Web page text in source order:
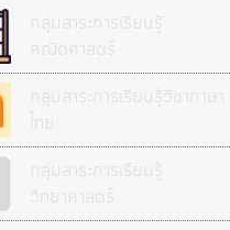
กลุ่มสาระการเรียนรู้
คณิตศาสตร์
กลุ่มสาระการเรียนรู้วิชาภาษา
ไทย
กลุ่มสาระการเรียนรู้
วิทยาศาสตร์